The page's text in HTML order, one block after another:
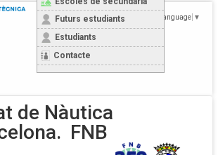
Select Language ▼
Futurs estudiants
Estudiants
Contacte
de Nàutica
FNB